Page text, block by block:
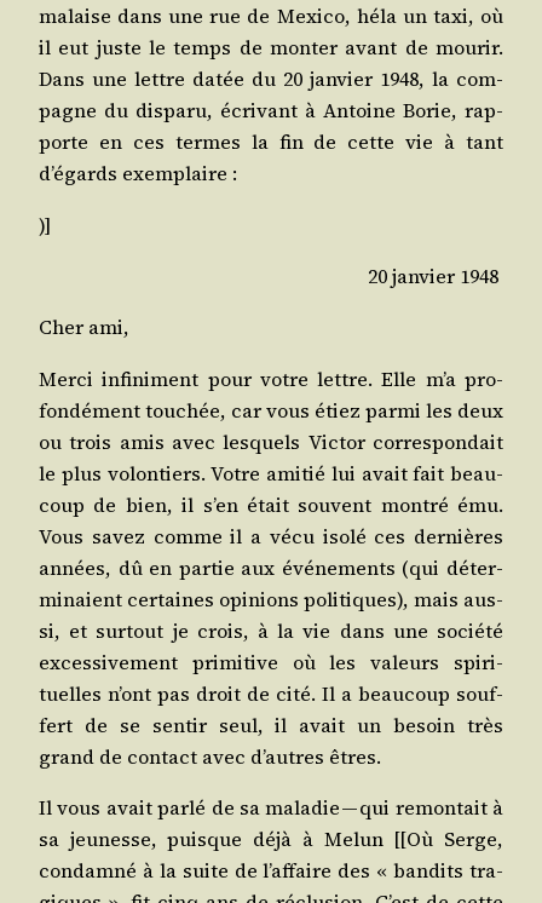
malaise dans une rue de Mexi­co, héla un taxi, où
il eut juste le temps de mon­ter avant de mou­rir.
Dans une lettre datée du 20 jan­vier 1948, la com­
pagne du dis­pa­ru, écri­vant à Antoine Borie, rap­
porte en ces termes la fin de cette vie à tant
d’égards exemplaire :
)]
20 jan­vier 1948
Cher ami,
Mer­ci infi­ni­ment pour votre lettre. Elle m’a pro­
fon­dé­ment tou­chée, car vous étiez par­mi les deux
ou trois amis avec les­quels Vic­tor cor­res­pon­dait
le plus volon­tiers. Votre ami­tié lui avait fait beau­
coup de bien, il s’en était sou­vent mon­tré ému.
Vous savez comme il a vécu iso­lé ces der­nières
années, dû en par­tie aux évé­ne­ments (qui déter­
mi­naient cer­taines opi­nions poli­tiques), mais aus­
si, et sur­tout je crois, à la vie dans une socié­té
exces­si­ve­ment pri­mi­tive où les valeurs spi­ri­
tuelles n’ont pas droit de cité. Il a beau­coup souf­
fert de se sen­tir seul, il avait un besoin très
grand de contact avec d’autres êtres.
Il vous avait par­lé de sa mala­die — qui remon­tait à
sa jeu­nesse, puisque déjà à Melun [[Où Serge,
condam­né à la suite de l’affaire des « ban­dits tra­